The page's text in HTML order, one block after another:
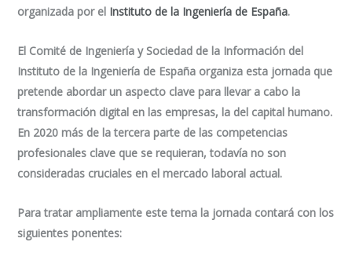
organizada por el Instituto de la Ingeniería de España.
El Comité de Ingeniería y Sociedad de la Información del
Instituto de la Ingeniería de España organiza esta jornada que
pretende abordar un aspecto clave para llevar a cabo la
transformación digital en las empresas, la del capital humano.
En 2020 más de la tercera parte de las competencias
profesionales clave que se requieran, todavía no son
consideradas cruciales en el mercado laboral actual.
Para tratar ampliamente este tema la jornada contará con los
siguientes ponentes: